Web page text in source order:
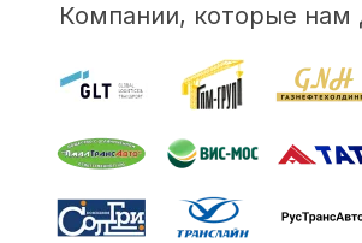
Компании, которые нам